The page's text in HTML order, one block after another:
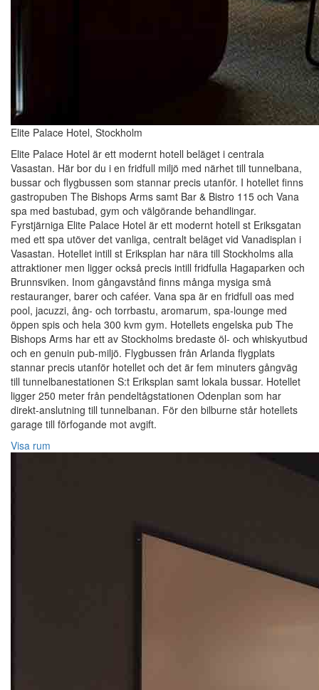
Elite Palace Hotel, Stockholm
Elite Palace Hotel är ett modernt hotell beläget i centrala
Vasastan. Här bor du i en fridfull miljö med närhet till tunnelbana,
bussar och flygbussen som stannar precis utanför. I hotellet finns
gastropuben The Bishops Arms samt Bar & Bistro 115 och Vana
spa med bastubad, gym och välgörande behandlingar.
Fyrstjärniga Elite Palace Hotel är ett modernt hotell st Eriksgatan
med ett spa utöver det vanliga, centralt beläget vid Vanadisplan i
Vasastan. Hotellet intill st Eriksplan har nära till Stockholms alla
attraktioner men ligger också precis intill fridfulla Hagaparken och
Brunnsviken. Inom gångavstånd finns många mysiga små
restauranger, barer och caféer. Vana spa är en fridfull oas med
pool, jacuzzi, ång- och torrbastu, aromarum, spa-lounge med
öppen spis och hela 300 kvm gym. Hotellets engelska pub The
Bishops Arms har ett av Stockholms bredaste öl- och whiskyutbud
och en genuin pub-miljö. Flygbussen från Arlanda flygplats
stannar precis utanför hotellet och det är fem minuters gångväg
till tunnelbanestationen S:t Eriksplan samt lokala bussar. Hotellet
ligger 250 meter från pendeltågstationen Odenplan som har
direkt-anslutning till tunnelbanan. För den bilburne står hotellets
garage till förfogande mot avgift.
Visa rum